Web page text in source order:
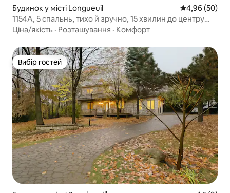
Будинок у місті Longueuil Середня
4,96 (50)
1154A, 5 спальнь, тихо й зручно, 15 хвилин до центру
міста
Ціна/якість · Розташування · Комфорт
Вибір гостей
Вибір гостей